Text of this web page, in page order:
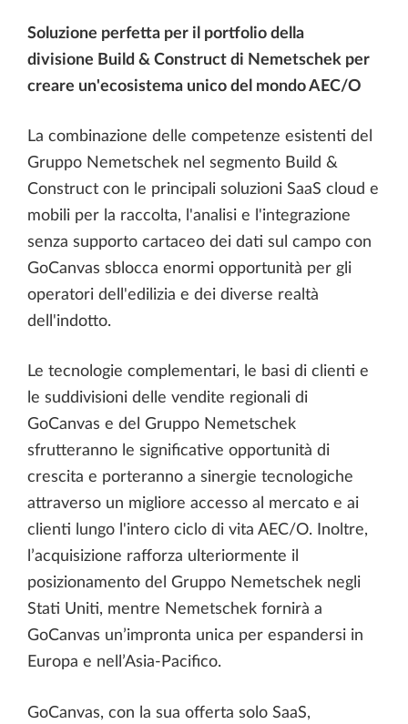
Soluzione perfetta per il portfolio della
divisione Build & Construct di Nemetschek per
creare un'ecosistema unico del mondo AEC/O
La combinazione delle competenze esistenti del
Gruppo Nemetschek nel segmento Build &
Construct con le principali soluzioni SaaS cloud e
mobili per la raccolta, l'analisi e l'integrazione
senza supporto cartaceo dei dati sul campo con
GoCanvas sblocca enormi opportunità per gli
operatori dell'edilizia e dei diverse realtà
dell'indotto.
Le tecnologie complementari, le basi di clienti e
le suddivisioni delle vendite regionali di
GoCanvas e del Gruppo Nemetschek
sfrutteranno le significative opportunità di
crescita e porteranno a sinergie tecnologiche
attraverso un migliore accesso al mercato e ai
clienti lungo l'intero ciclo di vita AEC/O. Inoltre,
l’acquisizione rafforza ulteriormente il
posizionamento del Gruppo Nemetschek negli
Stati Uniti, mentre Nemetschek fornirà a
GoCanvas un’impronta unica per espandersi in
Europa e nell’Asia-Pacifico.
GoCanvas, con la sua offerta solo SaaS,